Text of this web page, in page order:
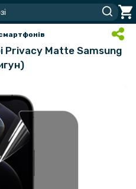
Privacy Matte Samsung